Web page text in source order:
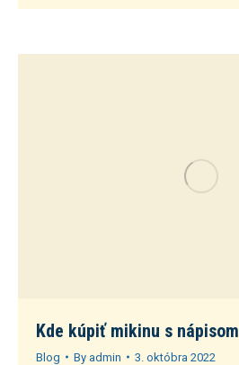
Kde kúpiť mikinu s nápisom
Blog By admin 3. októbra 2022